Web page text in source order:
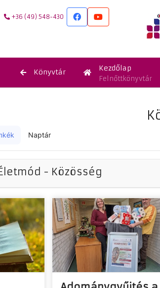
+36 (49) 548-430
Könyvtár Kezdőlap
Felnőttkönyvtár
Naptár
- Közösség